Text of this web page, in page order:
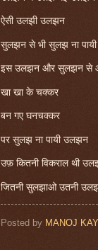
ऐसी उलझी उलझन
सुलझन से भी सुलझ ना
इस उलझन और सुलझन से
खा खा के चक्कर
बन गए घनचक्कर
पर सुलझ ना पायी उलझन
उफ़ कितनी विकराल थी
जितनी सुलझाओ उतनी
Posted by MANOJ